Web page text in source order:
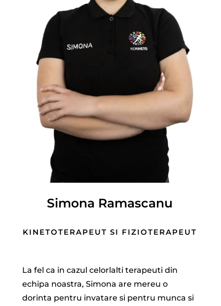
Simona Ramascanu
KINETOTERAPEUT SI FIZIOTERAPEUT
La fel ca in cazul celorlalti terapeuti din
echipa noastra, Simona are mereu o
dorinta pentru invatare si pentru munca si